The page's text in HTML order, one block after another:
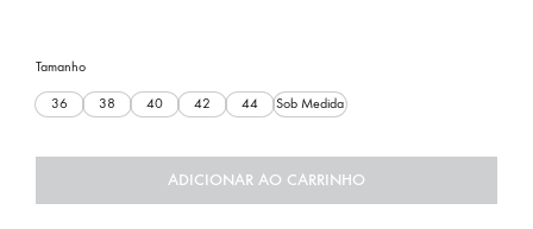
Tamanho
36 38 40 42 44 Sob Medida
ADICIONAR AO CARRINHO